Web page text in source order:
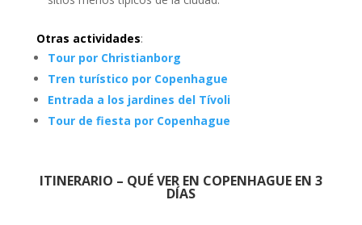
Otras actividades:
Tour por Christianborg
Tren turístico por Copenhague
Entrada a los jardines del Tívoli
Tour de fiesta por Copenhague
ITINERARIO – QUÉ VER EN COPENHAGUE EN 3
DÍAS